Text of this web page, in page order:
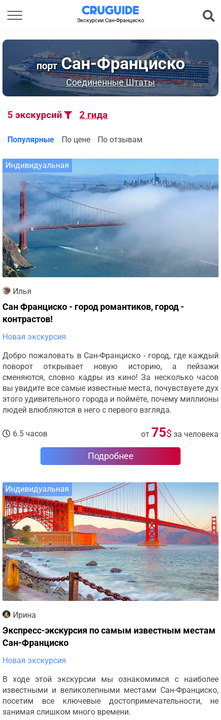
Экскурсии Сан-Франциско
портСан-Франциско
Соединенные Штаты
5 экскурсий 2 гида
Популярные По цене По отзывам
Индивидуальная
Илья
Сан Франциско - город романтиков, город -
контрастов!
Новая экскурсия
Добро пожаловать в Сан-Франциско - город, где каждый
поворот открывает новую историю, а пейзажи
сменяются, словно кадры из кино! За несколько часов
вы увидите все самые известные места, почувствуете дух
этого удивительного города и поймёте, почему миллионы
людей влюбляются в него с первого взгляда.
6.5 часов от 75$ за человека
Подробнее
Индивидуальная
Ирина
Экспресс-экскурсия по самым известным местам
Сан-Франциско
Новая экскурсия
В ходе этой экскурсии мы ознакомимся с наиболее
известными и великолепными местами Сан-Франциско,
посетим все ключевые достопримечательности, не
занимая слишком много времени.